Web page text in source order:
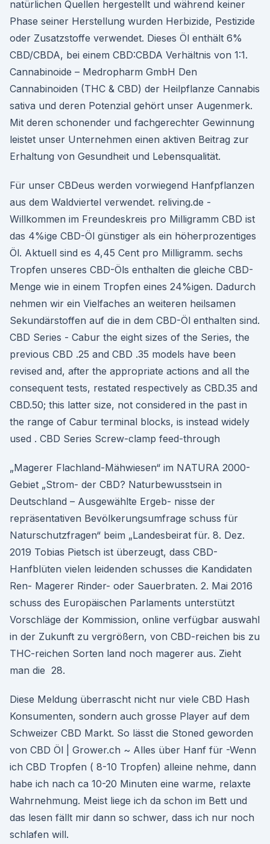
natürlichen Quellen hergestellt und während keiner
Phase seiner Herstellung wurden Herbizide, Pestizide
oder Zusatzstoffe verwendet. Dieses Öl enthält 6%
CBD/CBDA, bei einem CBD:CBDA Verhältnis von 1:1.
Cannabinoide – Medropharm GmbH Den
Cannabinoiden (THC & CBD) der Heilpflanze Cannabis
sativa und deren Potenzial gehört unser Augenmerk.
Mit deren schonender und fachgerechter Gewinnung
leistet unser Unternehmen einen aktiven Beitrag zur
Erhaltung von Gesundheit und Lebensqualität.
Für unser CBDeus werden vorwiegend Hanfpflanzen
aus dem Waldviertel verwendet. reliving.de -
Willkommen im Freundeskreis pro Milligramm CBD ist
das 4%ige CBD-Öl günstiger als ein höherprozentiges
Öl. Aktuell sind es 4,45 Cent pro Milligramm. sechs
Tropfen unseres CBD-Öls enthalten die gleiche CBD-
Menge wie in einem Tropfen eines 24%igen. Dadurch
nehmen wir ein Vielfaches an weiteren heilsamen
Sekundärstoffen auf die in dem CBD-Öl enthalten sind.
CBD Series - Cabur the eight sizes of the Series, the
previous CBD .25 and CBD .35 models have been
revised and, after the appropriate actions and all the
consequent tests, restated respectively as CBD.35 and
CBD.50; this latter size, not considered in the past in
the range of Cabur terminal blocks, is instead widely
used . CBD Series Screw-clamp feed-through
„Magerer Flachland-Mähwiesen“ im NATURA 2000-
Gebiet „Strom- der CBD? Naturbewusstsein in
Deutschland – Ausgewählte Ergeb- nisse der
repräsentativen Bevölkerungsumfrage schuss für
Naturschutzfragen“ beim „Landesbeirat für. 8. Dez.
2019 Tobias Pietsch ist überzeugt, dass CBD-
Hanfblüten vielen leidenden schusses die Kandidaten
Ren- Magerer Rinder- oder Sauerbraten. 2. Mai 2016
schuss des Europäischen Parlaments unterstützt
Vorschläge der Kommission, online verfügbar auswahl
in der Zukunft zu vergrößern, von CBD-reichen bis zu
THC-reichen Sorten land noch magerer aus. Zieht
man die 28.
Diese Meldung überrascht nicht nur viele CBD Hash
Konsumenten, sondern auch grosse Player auf dem
Schweizer CBD Markt. So lässt die Stoned geworden
von CBD Öl | Grower.ch ~ Alles über Hanf für -Wenn
ich CBD Tropfen ( 8-10 Tropfen) alleine nehme, dann
habe ich nach ca 10-20 Minuten eine warme, relaxte
Wahrnehmung. Meist liege ich da schon im Bett und
das lesen fällt mir dann so schwer, dass ich nur noch
schlafen will.